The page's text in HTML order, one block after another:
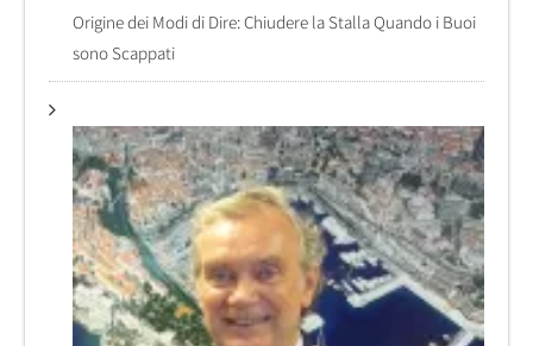
Origine dei Modi di Dire: Chiudere la Stalla Quando i Buoi
sono Scappati